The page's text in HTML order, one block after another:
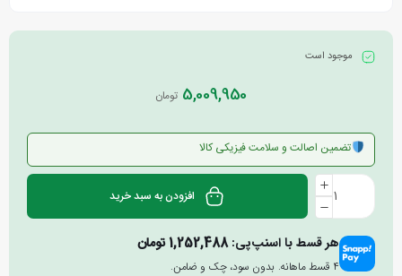
موجود است
5,009,950 تومان
تضمین اصالت و سلامت فیزیکی کالا
افزودن به سبد خرید
هر قسط با اسنپ‌پی:1,252,488تومان
۴ قسط ماهانه. بدون سود، چک و ضامن.